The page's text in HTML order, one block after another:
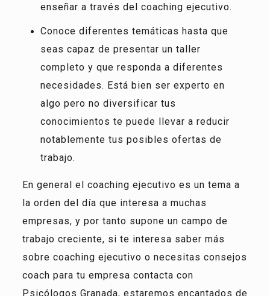
enseñar a través del coaching ejecutivo.
Conoce diferentes temáticas hasta que
seas capaz de presentar un taller
completo y que responda a diferentes
necesidades. Está bien ser experto en
algo pero no diversificar tus
conocimientos te puede llevar a reducir
notablemente tus posibles ofertas de
trabajo.
En general el coaching ejecutivo es un tema a
la orden del día que interesa a muchas
empresas, y por tanto supone un campo de
trabajo creciente, si te interesa saber más
sobre coaching ejecutivo o necesitas consejos
coach para tu empresa contacta con
Psicólogos Granada, estaremos encantados de